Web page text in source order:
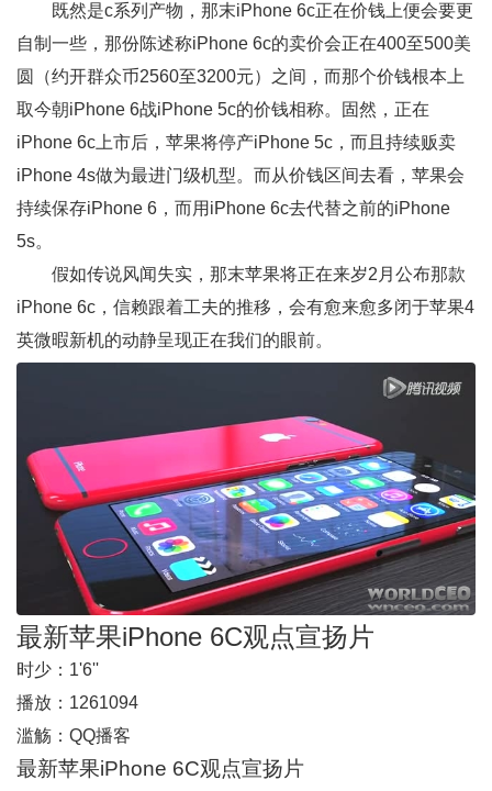
既然是c系列产物，那末iPhone 6c正在价钱上便会要更
自制一些，那份陈述称iPhone 6c的卖价会正在400至500美
圆（约开群众币2560至3200元）之间，而那个价钱根本上
取今朝iPhone 6战iPhone 5c的价钱相称。固然，正在
iPhone 6c上市后，苹果将停产iPhone 5c，而且持续贩卖
iPhone 4s做为最进门级机型。而从价钱区间去看，苹果会
持续保存iPhone 6，而用iPhone 6c去代替之前的iPhone
5s。
假如传说风闻失实，那末苹果将正在来岁2月公布那款
iPhone 6c，信赖跟着工夫的推移，会有愈来愈多闭于苹果4
英微暇新机的动静呈现正在我们的眼前。
最新苹果iPhone 6C观点宣扬片
时少： 1'6''
播放： 1261094
滥觞： QQ播客
最新苹果iPhone 6C观点宣扬片